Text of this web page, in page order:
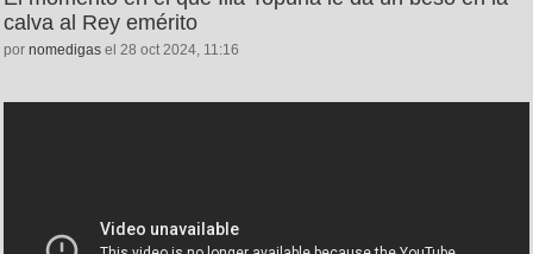
calva al Rey emérito
por nomedigas el 28 oct 2024, 11:16